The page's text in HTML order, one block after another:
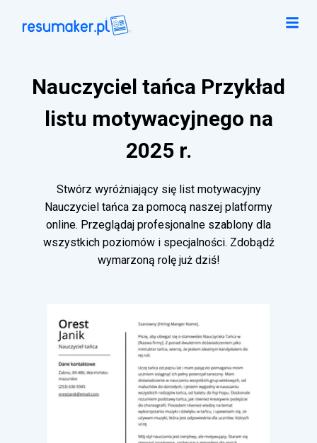
Nauczyciel tańca Przykład
listu motywacyjnego na
2025 r.
Stwórz wyróżniający się list motywacyjny
Nauczyciel tańca za pomocą naszej platformy
online. Przeglądaj profesjonalne szablony dla
wszystkich poziomów i specjalności. Zdobądź
wymarzoną rolę już dziś!